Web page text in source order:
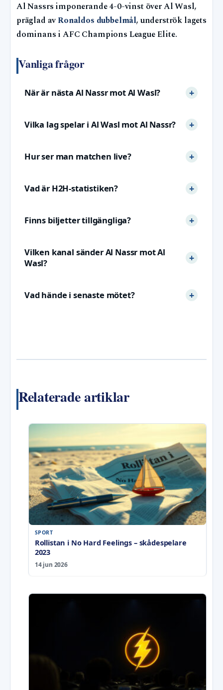
Al Nassrs imponerande 4-0-vinst över Al Wasl,
präglad avRonaldos dubbelmål, underströk lagets
dominans i AFC Champions League Elite.
Vanliga frågor
När är nästa Al Nassr mot Al Wasl?
Vilka lag spelar i Al Wasl mot Al Nassr?
Hur ser man matchen live?
Vad är H2H-statistiken?
Finns biljetter tillgängliga?
Vilken kanal sänder Al Nassr mot Al
Wasl?
Vad hände i senaste mötet?
Relaterade artiklar
SPORT
Rollistan i No Hard Feelings – skådespelare
2023
14 jun 2026